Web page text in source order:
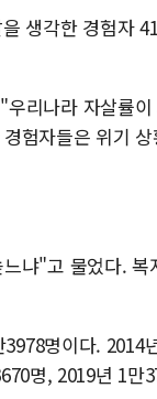
생각한 경험자
리나라 자살률
험자들은 위기
냐"고 물었다. 복
명이다. 2014
명, 2019년 1만